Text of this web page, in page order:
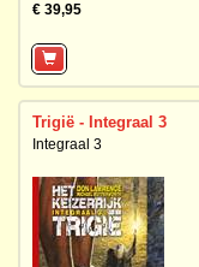
€ 39,95
Trigië - Integraal 3
Integraal 3